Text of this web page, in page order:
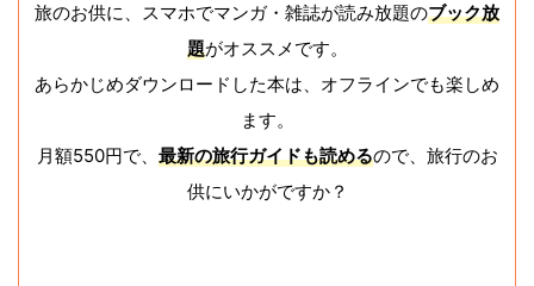
旅のお供に、スマホでマンガ・雑誌が読み放題のブック放
題がオススメです。
あらかじめダウンロードした本は、オフラインでも楽しめ
ます。
月額550円で、 最新の旅行ガイドも読めるので、旅行のお
供にいかがですか？